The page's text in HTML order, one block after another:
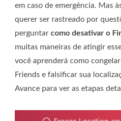
em caso de emergência. Mas
querer ser rastreado por
perguntar como desativar o
muitas maneiras de atingir
você aprenderá como
Friends e falsificar sua
Avance para ver as etapas